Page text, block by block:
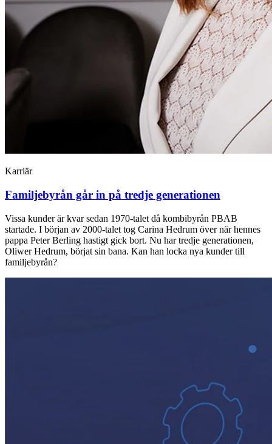
Karriär
Familjebyrån går in på tredje generationen
Vissa kunder är kvar sedan 1970-talet då kombibyrån PBAB
startade. I början av 2000-talet tog Carina Hedrum över när hennes
pappa Peter Berling hastigt gick bort. Nu har tredje generationen,
Oliwer Hedrum, börjat sin bana. Kan han locka nya kunder till
familjebyrån?